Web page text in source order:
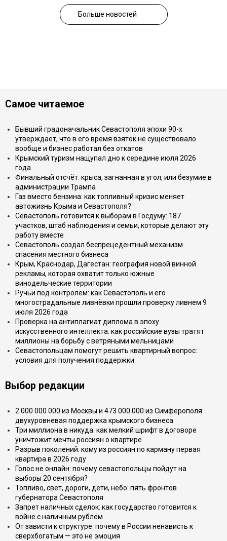
Больше новостей
Самое читаемое
Бывший градоначальник Севастополя эпохи 90-х
утверждает, что в его время взяток не существовало
вообще и бизнес работал без откатов
Крымский туризм нащупал дно к середине июля 2026
года
Финальный отсчёт: крыса, загнанная в угол, или безумие в
администрации Трампа
Газ вместо бензина: как топливный кризис меняет
автожизнь Крыма и Севастополя?
Севастополь готовится к выборам в Госдуму: 187
участков, штаб наблюдения и семьи, которые делают эту
работу вместе
Севастополь создал беспрецедентный механизм
спасения местного бизнеса
Крым, Краснодар, Дагестан: география новой винной
рекламы, которая охватит только южные
винодельческие территории
Ручьи под контролем: как Севастополь и его
многострадальные ливнёвки прошли проверку ливнем 9
июля 2026 года
Проверка на антиплагиат диплома в эпоху
искусственного интеллекта: как российские вузы тратят
миллионы на борьбу с ветряными мельницами
Севастопольцам помогут решить квартирный вопрос:
условия для получения поддержки
Выбор редакции
2 000 000 000 из Москвы и 473 000 000 из Симферополя:
двухуровневая поддержка крымского бизнеса
Три миллиона в никуда: как мелкий шрифт в договоре
уничтожит мечты россиян о квартире
Разрыв поколений: кому из россиян по карману первая
квартира в 2026 году
Голос не онлайн: почему севастопольцы пойдут на
выборы 20 сентября?
Топливо, свет, дороги, дети, небо: пять фронтов
губернатора Севастополя
Запрет наличных сделок: как государство готовится к
войне с наличным рублём
От зависти к структуре: почему в России ненависть к
сверхбогатым — это не эмоция